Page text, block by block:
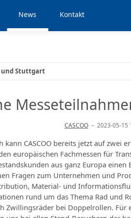
News Kontakt
und Stuttgart
CASCOO – 2023-05-15
CASCOO bereits jetzt auf zwei
europäischen Fachmessen für
aus ganz Europa
Fragen zum Unternehmen und
Material- und
rund um das Thema Rad und
bei Doppelrollen.